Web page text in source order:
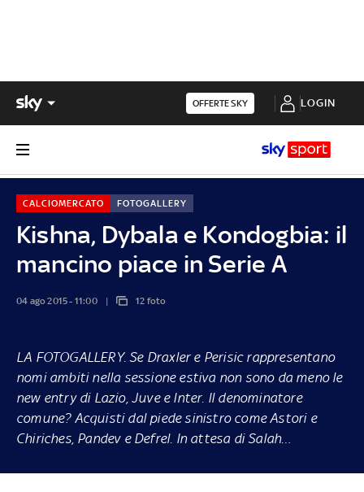
OFFERTE SKY LOGIN
Kishna, Dybala e Kondogbia: il
mancino piace in Serie A
CALCIOMERCATO FOTOGALLERY
04 ago 2015 - 11:00 12 foto
LA FOTOGALLERY. Se Draxler e Perisic rappresentano
nomi ambiti nella sessione estiva non sono da meno le
new entry di Lazio, Juve e Inter. Il denominatore
comune? Acquisti dal piede sinistro come Astori e
Chiriches, Pandev e Defrel. In attesa di Salah…